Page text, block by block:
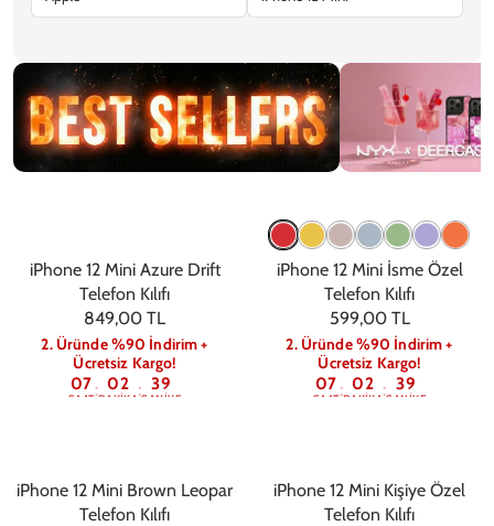
iPhone 12 Mini Azure Drift
Telefon Kılıfı
849,00 TL
2. Üründe %90 İndirim +
Ücretsiz Kargo!
07
SAAT: 02
DAKIKA : 39
SANIYE
iPhone 12 Mini İsme Özel
Telefon Kılıfı
599,00 TL
2. Üründe %90 İndirim +
Ücretsiz Kargo!
07
SAAT: 02
DAKIKA : 39
SANIYE
iPhone 12 Mini Brown Leopar
Telefon Kılıfı
iPhone 12 Mini Kişiye Özel
Telefon Kılıfı